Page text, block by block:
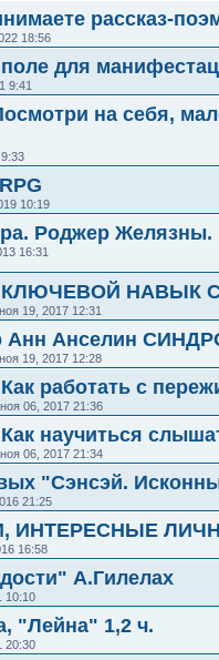
рассказ-
18:56
для
9:41
на себя,
10:19
Роджер Желязны.
16:31
КЛЮЧЕВОЙ
19, 2017 12:31
Анн Анселин
19, 2017 12:28
работать с
06, 2017 21:36
научиться
06, 2017 21:34
"Сэнсэй.
21:25
ИНТЕРЕСНЫЕ
16:58
А.Гилелах
10:10
"Лейна" 1,2 ч.
20:30